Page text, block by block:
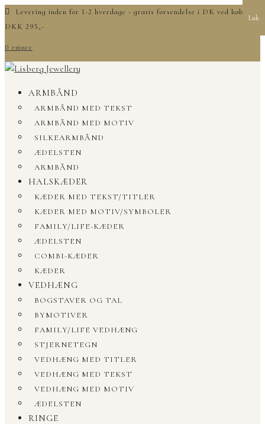
Levering inden for 1-2 hverdage - gratis forsendelse i DK ved køb over
DKK 295,-
0 emner
ARMBÅND
ARMBÅND MED TEKST
ARMBÅND MED MOTIV
SILKEARMBÅND
ÆDELSTEN
ARMBÅND
HALSKÆDER
KÆDER MED TEKST/TITLER
KÆDER MED MOTIV/SYMBOLER
FAMILY/LIFE-KÆDER
ÆDELSTEN
COMBI-KÆDER
KÆDER
VEDHÆNG
BOGSTAVER OG TAL
BYMOTIVER
FAMILY/LIFE VEDHÆNG
STJERNETEGN
VEDHÆNG MED TITLER
VEDHÆNG MED TEKST
VEDHÆNG MED MOTIV
ÆDELSTEN
RINGE
Luk